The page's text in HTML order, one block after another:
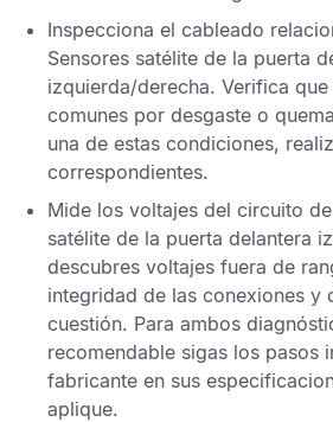
Inspecciona el cableado
Sensores satélite de la puerta
izquierda/derecha. Verifica
comunes por desgaste o
una de estas condiciones,
correspondientes.
Mide los voltajes del circuito
satélite de la puerta delantera
descubres voltajes fuera de
integridad de las conexiones y
cuestión. Para ambos
recomendable sigas los pasos
fabricante en sus
aplique.